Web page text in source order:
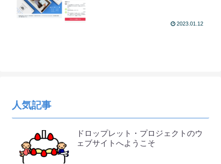
2023.01.12
人気記事
ドロップレット・プロジェクトのウ
ェブサイトへようこそ